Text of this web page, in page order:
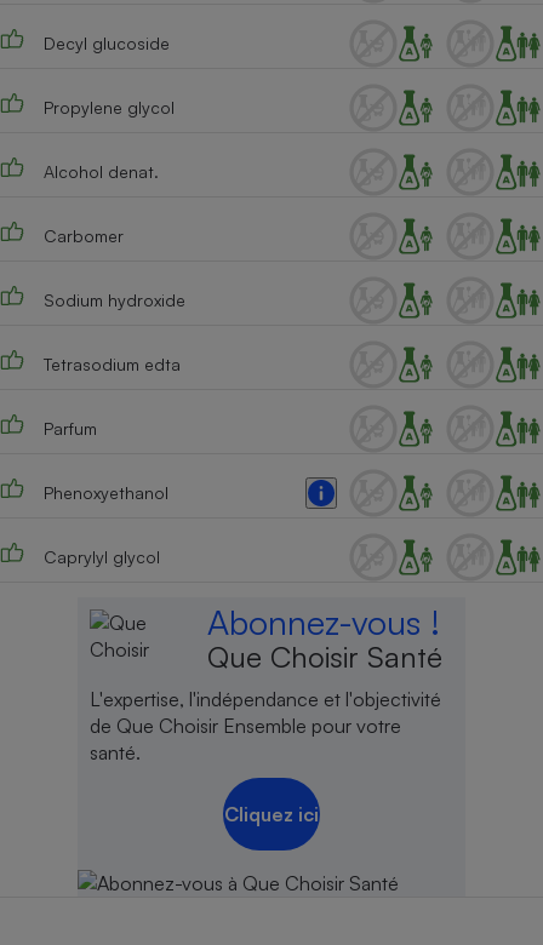
Decyl glucoside
Propylene glycol
Alcohol denat.
Carbomer
Sodium hydroxide
Tetrasodium edta
Parfum
Phenoxyethanol
Caprylyl glycol
Abonnez-vous !
Que Choisir Santé
L'expertise, l'indépendance et l'objectivité
de Que Choisir Ensemble pour votre
santé.
Cliquez ici